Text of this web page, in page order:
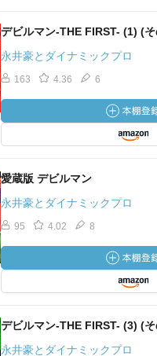
デビルマン-THE FIRST- (1) (
永井豪とダイナミックプロ
163 4.36 6
愛蔵版 デビルマン
永井豪とダイナミックプロ
95 4.02 8
デビルマン-THE FIRST- (3) (
永井豪とダイナミックプロ